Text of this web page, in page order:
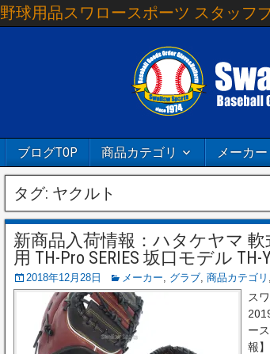
野球用品スワロースポーツ スタッフ
ブログTOP 商品カテゴリ メーカー
タグ: ヤクルト
新商品入荷情報：ハタケヤマ
用 TH-Pro SERIES 坂口モデル TH-
2018年12月28日 メーカー, グラブ, 商品カテゴリ ,
ス
ー
報